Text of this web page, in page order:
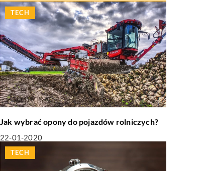
TECH
Jak wybrać opony do pojazdów rolniczych?
22-01-2020
TECH